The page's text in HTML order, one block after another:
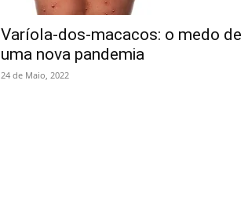
Varíola-dos-macacos: o medo de
uma nova pandemia
24 de Maio, 2022